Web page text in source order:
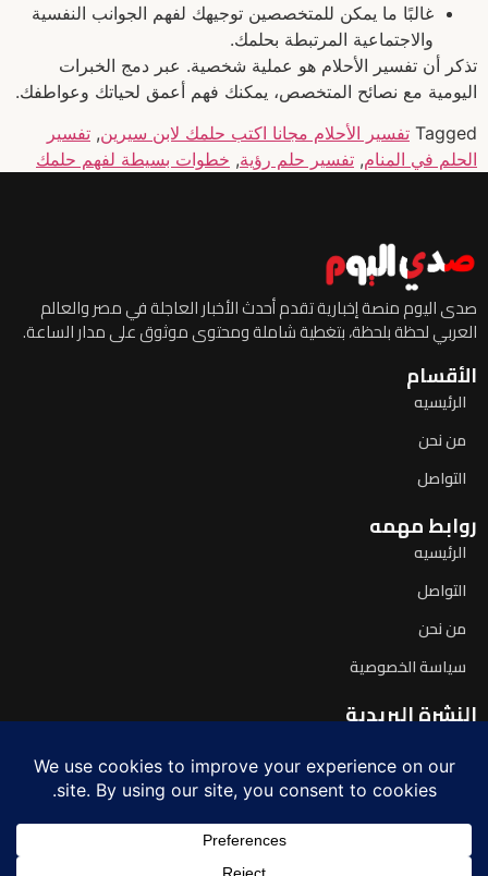
غالبًا ما يمكن للمتخصصين توجيهك لفهم الجوانب النفسية
والاجتماعية المرتبطة بحلمك.
تذكر أن تفسير الأحلام هو عملية شخصية. عبر دمج الخبرات
اليومية مع نصائح المتخصص، يمكنك فهم أعمق لحياتك وعواطفك.
Tagged تفسير الأحلام مجانا اكتب حلمك لابن سيرين, تفسير
الحلم في المنام, تفسير حلم رؤية, خطوات بسيطة لفهم حلمك
صدى اليوم منصة إخبارية تقدم أحدث الأخبار العاجلة في مصر والعالم
العربي لحظة بلحظة، بتغطية شاملة ومحتوى موثوق على مدار الساعة.
الأقسام
الرئيسيه
من نحن
التواصل
روابط مهمه
الرئيسيه
التواصل
من نحن
سياسة الخصوصية
النشرة البريدية